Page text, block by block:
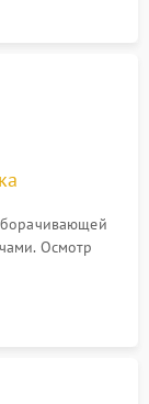
Осмотр
и
смещения